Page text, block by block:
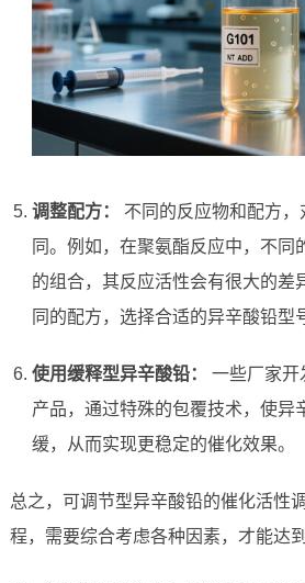
调整配方：
不同的反应物和配方
同。例如，在聚氨酯反应中，不同
的组合，其反应活性会有很大的差
同的配方，选择合适的异辛酸铅型
使用缓释型异辛酸铅：
一些厂家开
产品，通过特殊的包覆技术，使异
缓，从而实现更稳定的催化效果。
总之，可调节型异辛酸铅的催化活性
程，需要综合考虑各种因素，才能达